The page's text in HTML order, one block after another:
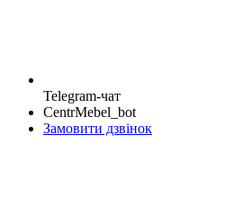
Telegram-чат
CentrMebel_bot
Замовити дзвінок